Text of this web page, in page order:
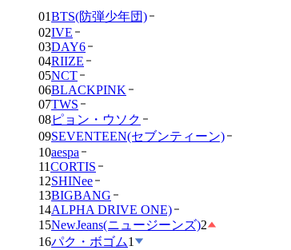
01BTS(防弾少年団)
02IVE
03DAY6
04RIIZE
05NCT
06BLACKPINK
07TWS
08ピョン・ウソク
09SEVENTEEN(セブンティーン)
10aespa
11CORTIS
12SHINee
13BIGBANG
14ALPHA DRIVE ONE)
15NewJeans(ニュージーンズ)2
16パク・ボゴム1